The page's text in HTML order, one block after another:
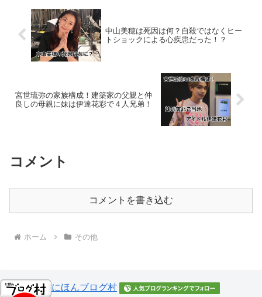
中山美穂は死因は何？自殺ではなくヒー
トショックによる心疾患だった！？
宮世琉弥の家族構成！建築家の父親と仲
良しの母親に妹は伊達花彩で４人兄弟！
コメント
コメントを書き込む
ホーム その他
にほんブログ村